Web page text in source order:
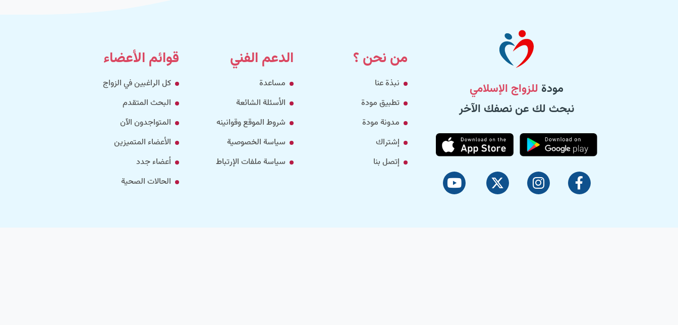
مودة للزواج الإسلامي
نبحث لك عن نصفك الآخر
من نحن ؟
نبذة عنا
تطبيق مودة
مدونة مودة
إشتراك
إتصل بنا
الدعم الفني
مساعدة
الأسئلة الشائعة
شروط الموقع وقوانينه
سياسة الخصوصية
سياسة ملفات الإرتباط
قوائم الأعضاء
كل الراغبين في الزواج
البحث المتقدم
المتواجدون الآن
الأعضاء المتميزين
أعضاء جدد
الحالات الصحية